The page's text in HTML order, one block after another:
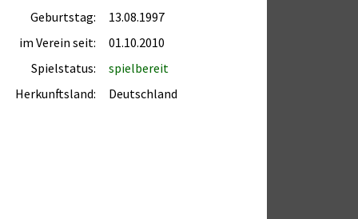
Geburtstag:
13.08.1997
im Verein seit:
01.10.2010
Spielstatus:
spielbereit
Herkunftsland:
Deutschland